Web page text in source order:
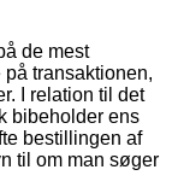
de mest
transaktionen,
I relation til det
bibeholder ens
bestillingen af
til om man søger